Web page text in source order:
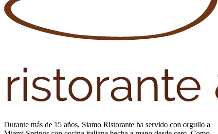
Durante más de 15 años, Siamo Ristorante ha servido con orgullo a